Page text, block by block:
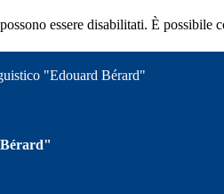
essere disabilitati. È possibile
"Edouard Bérard"